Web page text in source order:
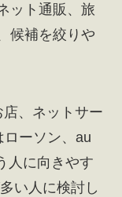
ット通販、旅
候補を絞りや
、ネットサー
ローソン、au
人に向きやす
い人に検討し